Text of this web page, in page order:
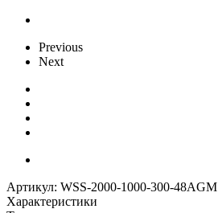
Previous
Next
Артикул: WSS-2000-1000-300-48AGM
Характеристики